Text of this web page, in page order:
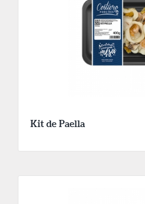
Kit de Paella